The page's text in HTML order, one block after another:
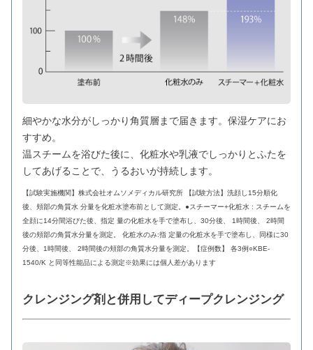
細やかな水分がしっかり角質層まで届きます。保湿ケアにお
すすめ。
温スチームを浴びた後に、化粧水や乳液でしっかりとふたを
してあげることで、うるおいが持続します。
【試験実施機関】株式会社オムソメディカル研究所 【試験方法】洗顔し15分順化
後、頬部の角質水 分量を化粧水塗布前として測定。●スチーマー+化粧水 : スチームを
全顔に14分間浴びた後、指定 量の化粧水を手で塗布し、30分後、 1時間後、 2時間
後の頬部の角質水分量を測定。 化粧水のみ:指 定量の化粧水を手で塗布し、同様に30
分後、1時間後、 2時間後の頬部の角質水分量を測定。【症例数】 各3例○KBE-
1540/K と同等性能品による測定※効果には個人差があります
クレンジング剤と併用してディープクレンジング